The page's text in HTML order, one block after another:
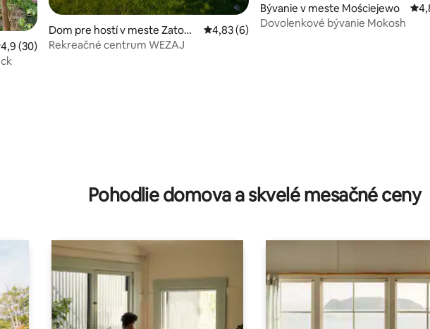
ohodnotenie 4,9 z 5, počet hodnotení: 30
4,9 (30)
Dom pre hostí v meste Zatom
Nowy
Priemerné ohodnotenie 4,83 z 5, počet
4,83 (6)
Rekreačné centrum WEZAJ
Bývanie v meste Mościejewo
Dovolenkové bývanie Mokosh
Pohodlie domova a skvelé mesačné ceny